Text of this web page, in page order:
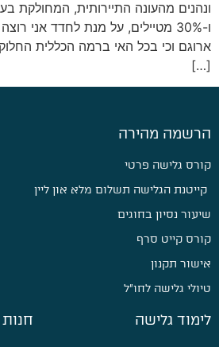
ו-30% מטיילים, על מנת לחדד אני
ארוגם וכי בכל האי ברמה הכללית
[…]
הרשמה מהירה
קורס גלישה פרטי
קייטנת הגלישה תשלום מלא און ליין
שיעור נסיון בחוגים
קורס קייט סרף
אישור תקנון
טיולי גלישה לחו״ל
לימוד גלישה חנות